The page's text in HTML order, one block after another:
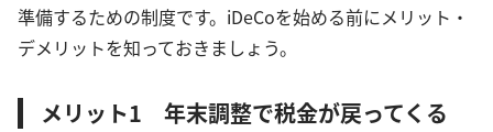
準備するための制度です。iDeCoを始める前にメリット・
デメリットを知っておきましょう。
メリット1 年末調整で税金が戻ってくる